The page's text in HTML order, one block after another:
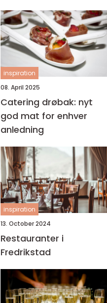
inspiration
08. April 2025
Catering drøbak: nyt
god mat for enhver
anledning
inspiration
13. October 2024
Restauranter i
Fredrikstad